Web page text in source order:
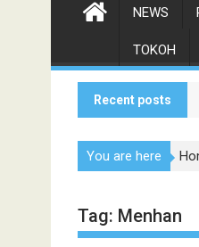
NEWS
TOKOH
Recent posts
You are here
Tag: Menhan